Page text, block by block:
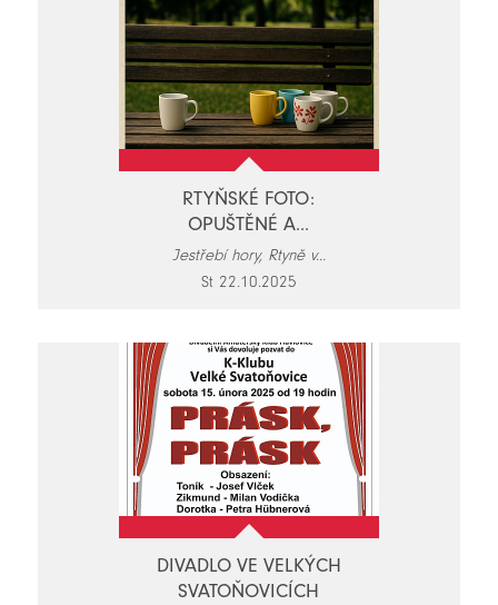
RTYŇSKÉ FOTO:
OPUŠTĚNÉ A...
Jestřebí hory, Rtyně v...
St 22.10.2025
DIVADLO VE VELKÝCH
SVATOŇOVICÍCH